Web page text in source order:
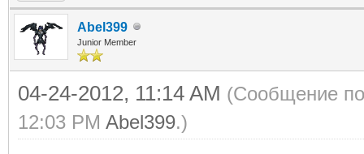
Abel399
Junior Member
04-24-2012, 11:14 AM (Сообщение
12:03 PM Abel399.)